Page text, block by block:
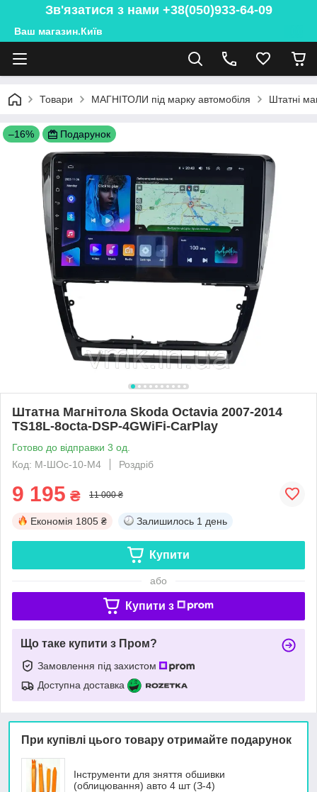
Зв'язатися з нами +38(050)933-64-09
Ваш магазин.Київ
Товари МАГНІТОЛИ під марку автомобіля Штатні
–16% Подарунок
Штатна Магнітола Skoda Octavia 2007-2014
TS18L-8octa-DSP-4GWiFi-CarPlay
Готово до відправки 3 од.
Код: М-ШОс-10-М4
Роздріб
9 195 ₴ 11 000 ₴
Економія 1805 ₴ Залишилось 1 день
Купити
або
Купити з
Що таке купити з Пром?
Замовлення під захистом
Доступна доставка
При купівлі цього товару отримайте подарунок
Інструменти для зняття обшивки
(облицювання) авто 4 шт (З-4)